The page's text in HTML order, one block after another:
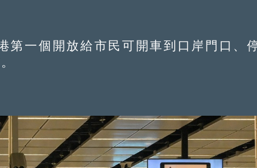
一個開放給市民可開車到口岸門口、